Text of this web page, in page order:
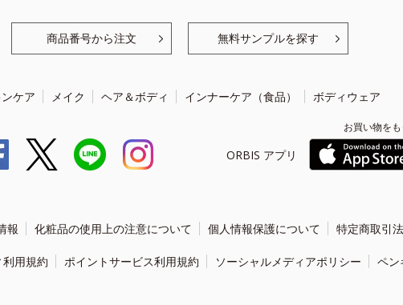
商品番号から注文 無料サンプルを探す
ケア メイク ヘア＆ボディ インナーケア（食品） ボディウェア
ORBIS アプリ
お買い物を
報 化粧品の使用上の注意について 個人情報保護について 特定商取引
用規約 ポイントサービス利用規約 ソーシャルメディアポリシー ペン